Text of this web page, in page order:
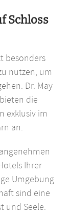
Schloss
besonders
nutzen, um
Dr. May
bieten die
exklusiv im
an.
Ihrer
Umgebung
sind eine
und Seele.